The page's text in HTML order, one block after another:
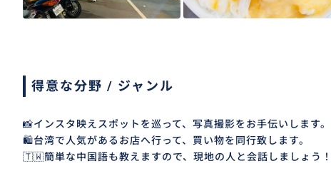
得意な分野 / ジャンル
📸インスタ映えスポットを巡って、写真撮影をお手伝いします。
🛍️台湾で人気があるお店へ行って、買い物を同行致します。
🇹🇼簡単な中国語も教えますので、現地の人と会話しましょう